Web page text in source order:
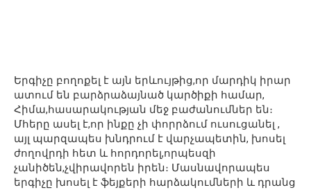
Երգիչը բողոքել է այն երևույթից,որ մարդիկ իրար
ատում են բարձրաձայնած կարծիքի համար,
Հիմա,հասարակության մեջ բաժանումներ են։
Մհերը ասել է,որ ինքը չի փորրձում ուսուցանել ,
այլ պարզապես խնդրում է վարչապետին, խոսել
ժողովրդի հետ և հորդորել,որպեսզի
չանիծեն,չվիրավորեն իրեն։ Մասնավորապես
երգիչը խոսել է ֆեյքերի հարձակումների և դրանց